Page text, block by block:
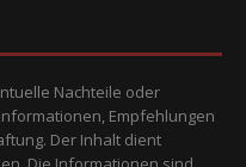
Nachteile oder
Empfehlungen
Der Inhalt dient